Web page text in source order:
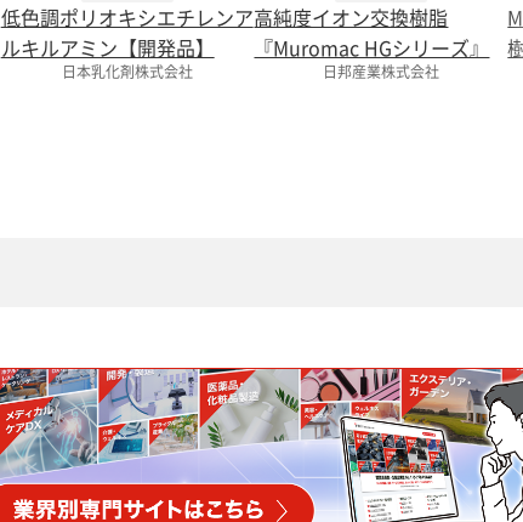
低色調ポリオキシエチレンア
ルキルアミン【開発品】
日本乳化剤株式会社
高純度イオン交換樹脂
『Muromac HGシリーズ』
日邦産業株式会社